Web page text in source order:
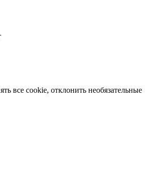
все cookie, отклонить необязательные